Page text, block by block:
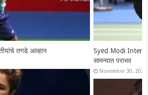
2025 चे सर्व विजेते, श्रीकांतचा संघर्षपूर्ण अंतिम